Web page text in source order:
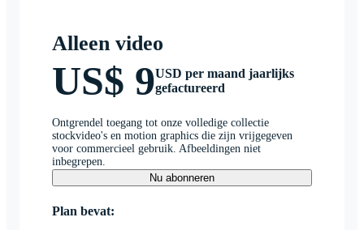
Alleen video
US$ 9USD per maand jaarlijks
gefactureerd
Ontgrendel toegang tot onze volledige collectie
stockvideo's en motion graphics die zijn vrijgegeven
voor commercieel gebruik. Afbeeldingen niet
inbegrepen.
Nu abonneren
Plan bevat: